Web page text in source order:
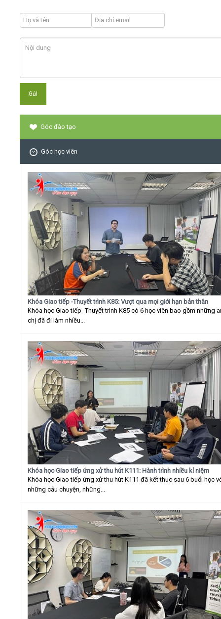
Góc đào tạo
Góc học viên
Khóa Giao tiếp -Thuyết trình K85: Vượt qua mọi giới hạn bản thân
Khóa học Giao tiếp -Thuyết trình K85 có 6 học viên bao gồm những
chị đã đi làm nhiều...
Khóa học Giao tiếp ứng xử thu hút K111: Hành trình nhiều kỉ niệm
Khóa học Giao tiếp ứng xử thu hút K111 đã kết thúc sau 6 buổi học
những câu chuyện, những...